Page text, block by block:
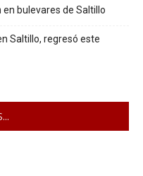
bulevares de Saltillo
Saltillo, regresó este